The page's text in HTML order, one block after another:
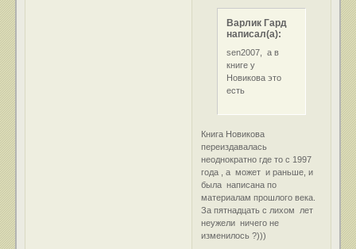
Варлик Гард
написал(а):
sen2007, а в
книге у
Новикова это
есть
Книга Новикова
переиздавалась
неоднократно где то с 1997
года , а может и раньше, и
была написана по
материалам прошлого века.
За пятнадцать с лихом лет
неужели ничего не
изменилось ?)))